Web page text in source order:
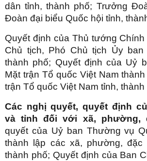
dân tỉnh, thành phố; Trưởng
Đoàn đại biểu Quốc hội tỉnh,
Quyết định của Thủ tướng
Chủ tịch, Phó Chủ tịch Ủy ban
thành phố; Quyết định của Uỷ
Mặt trận Tổ quốc Việt Nam
trận Tổ quốc Việt Nam tỉnh, thành
Các nghị quyết, quyết định
và tỉnh đối với xã, phường,
quyết của Uỷ ban Thường vụ
thành lập các xã, phường, đặc
thành phố; Quyết định của Ban